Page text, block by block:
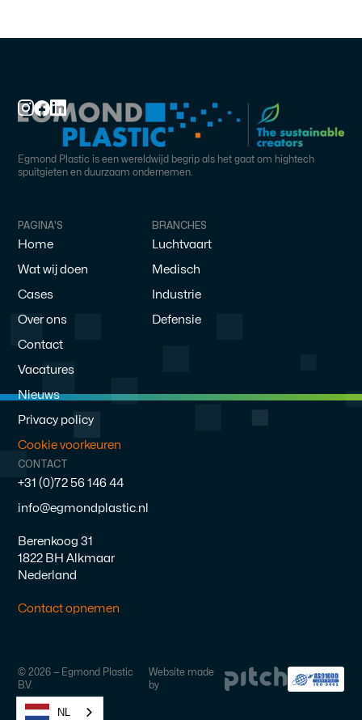
Egmond Plastic is een wereldwijd begrip als het gaat om hightech
spuitgieten en duurzaam ondernemen.
PAGINA'S
Home
Wat wij doen
Cases
Over ons
Contact
Vacatures
Nieuws
Privacy policy
Cookie voorkeuren
BRANCHES
Luchtvaart
Medisch
Industrie
Defensie
CONTACT
+31 (0)72 56 146 44
info@egmondplastic.nl
Berenkoog 31
1822 BH Alkmaar
Nederland
Contact opnemen
©2026 — Egmond Plastic
B.V.
Website made
by
NL